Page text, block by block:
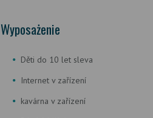
Wyposażenie
Děti do 10 let sleva
Internet v zařízení
kavárna v zařízení